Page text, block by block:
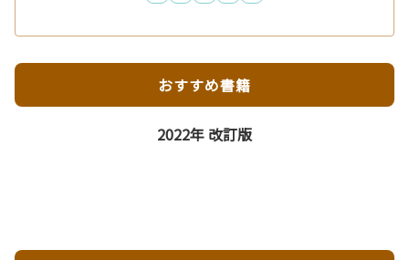
おすすめ書籍
2022年 改訂版